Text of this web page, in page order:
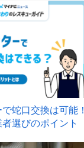
蛇口交換は可能！
選びのポイント